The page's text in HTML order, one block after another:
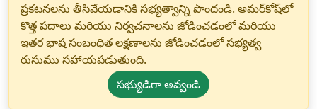
ప్రకటనలను తీసివేయడానికి సభ్యత్వాన్ని పొందండి. అమర్‌కోష్‌లో
కొత్త పదాలు మరియు నిర్వచనాలను జోడించడంలో మరియు
ఇతర భాష సంబంధిత లక్షణాలను జోడించడంలో సభ్యత్వ
రుసుము సహాయపడుతుంది.
సభ్యుడిగా అవ్వండి